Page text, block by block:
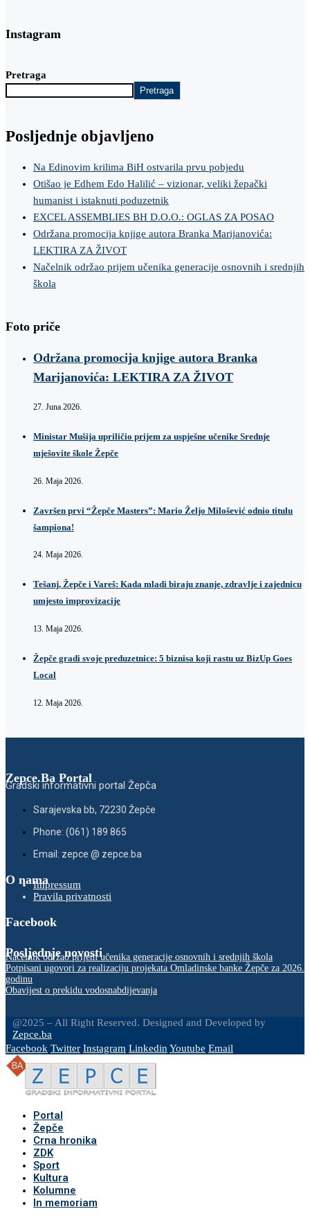
Instagram
Pretraga
Pretraga
Posljednje objavljeno
Na Edinovim krilima BiH ostvarila prvu pobjedu
Otišao je Edhem Edo Halilić – vizionar, veliki žepački
humanist i istaknuti poduzetnik
EXCEL ASSEMBLIES BH D.O.O.: OGLAS ZA POSAO
Održana promocija knjige autora Branka Marijanovića:
LEKTIRA ZA ŽIVOT
Načelnik održao prijem učenika generacije osnovnih i srednjih
škola
Foto priče
Održana promocija knjige autora Branka
Marijanovića: LEKTIRA ZA ŽIVOT
27. Juna 2026.
Ministar Mušija upriličio prijem za uspješne učenike Srednje
mješovite škole Žepče
26. Maja 2026.
Završen prvi “Žepče Masters”: Mario Željo Milošević odnio titulu
šampiona!
24. Maja 2026.
Tešanj, Žepče i Vareš: Kada mladi biraju znanje, zdravlje i zajednicu
umjesto improvizacije
13. Maja 2026.
Žepče gradi svoje preduzetnice: 5 biznisa koji rastu uz BizUp Goes
Local
12. Maja 2026.
Zepce.Ba Portal
Gradski informativni portal Žepča
Sarajevska bb, 72230 Žepče
Phone: (061) 189 865
Email: zepce @ zepce.ba
O namaImpressum
Pravila privatnosti
Facebook
Posljednje novosti
Načelnik održao prijem učenika generacije osnovnih i srednjih škola
Potpisani ugovori za realizaciju projekata Omladinske banke Žepče za 2026.
godinu
Obavijest o prekidu vodosnabdijevanja
@2025 – All Right Reserved. Designed and Developed by
Zepce.ba
Facebook Twitter Instagram LinkedinYoutube Email
Portal
Žepče
Crna hronika
ZDK
Sport
Kultura
Kolumne
In memoriam